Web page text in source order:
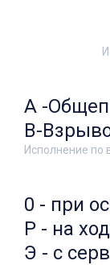
Исполнение по
А -
В-
0 - при
Р - на
Э - с